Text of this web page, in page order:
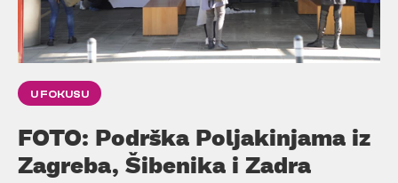
U FOKUSU
FOTO: Podrška Poljakinjama iz
Zagreba, Šibenika i Zadra